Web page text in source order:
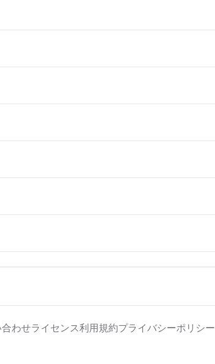
わせライセンス利用規約プライバシーポリシー